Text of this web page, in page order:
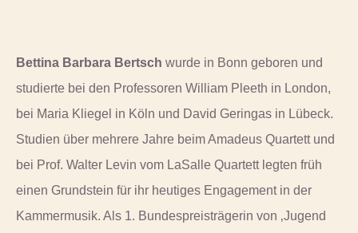
Bettina Barbara Bertsch wurde in Bonn geboren und
studierte bei den Professoren William Pleeth in London,
bei Maria Kliegel in Köln und David Geringas in Lübeck.
Studien über mehrere Jahre beim Amadeus Quartett und
bei Prof. Walter Levin vom LaSalle Quartett legten früh
einen Grundstein für ihr heutiges Engagement in der
Kammermusik. Als 1. Bundespreisträgerin von ‚Jugend